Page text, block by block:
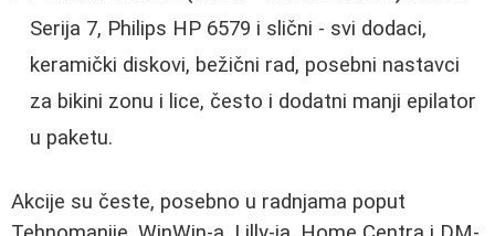
Serija 7, Philips HP 6579 i slični - svi dodaci,
keramički diskovi, bežični rad, posebni nastavci
za bikini zonu i lice, često i dodatni manji epilator
u paketu.
Akcije su česte, posebno u radnjama poput